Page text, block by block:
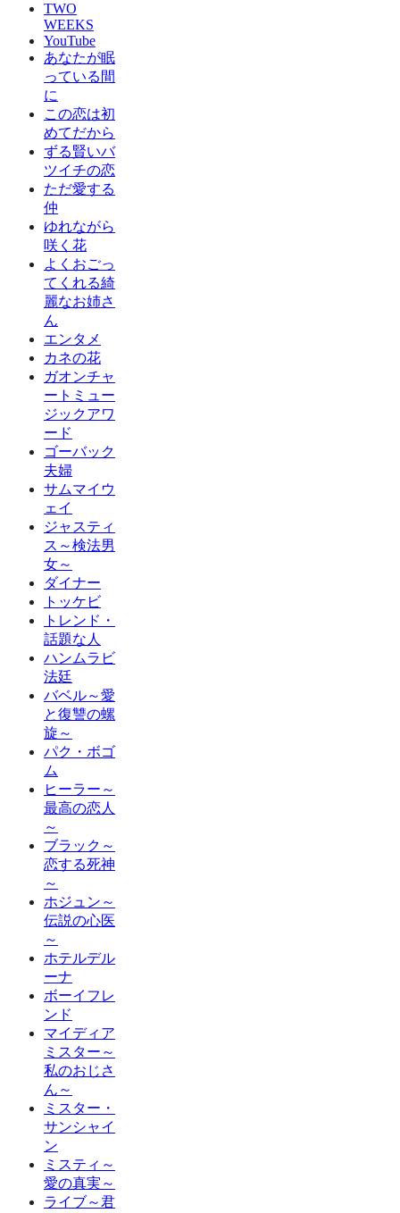
TWO
WEEKS
YouTube
あなたが眠
っている間
に
この恋は初
めてだから
ずる賢いバ
ツイチの恋
ただ愛する
仲
ゆれながら
咲く花
よくおごっ
てくれる綺
麗なお姉さ
ん
エンタメ
カネの花
ガオンチャ
ートミュー
ジックアワ
ード
ゴーバック
夫婦
サムマイウ
ェイ
ジャスティ
ス～検法男
女～
ダイナー
トッケビ
トレンド・
話題な人
ハンムラビ
法廷
バベル～愛
と復讐の螺
旋～
パク・ボゴ
ム
ヒーラー～
最高の恋人
～
ブラック～
恋する死神
～
ホジュン～
伝説の心医
～
ホテルデル
ーナ
ボーイフレ
ンド
マイディア
ミスター～
私のおじさ
ん～
ミスター・
サンシャイ
ン
ミスティ～
愛の真実～
ライブ～君